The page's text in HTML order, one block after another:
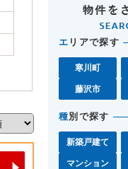
エ リアで探す
寒川町
藤沢市
種別で探す
新築戸建て
マンション